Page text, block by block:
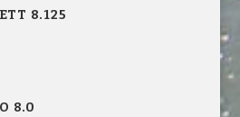
8.125
8.0